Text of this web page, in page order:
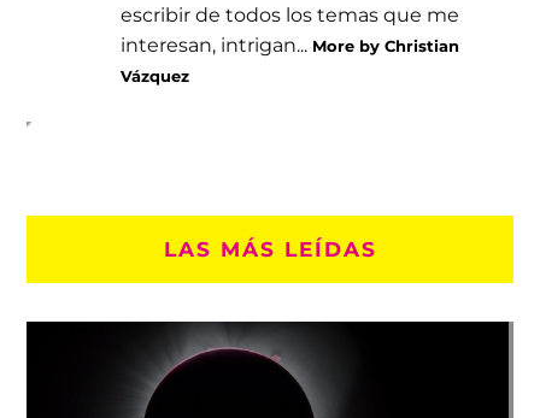
escribir de todos los temas que me
interesan, intrigan... More by Christian
Vázquez
LAS MÁS LEÍDAS